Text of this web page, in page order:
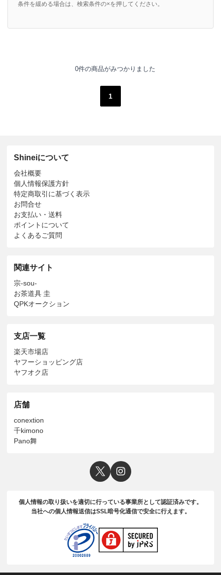
条件を緩める場合は、検索条件の×を押してください。
0件の商品がみつかりました
1
Shineiについて
会社概要
個人情報保護方針
特定商取引に基づく表示
お問合せ
お支払い・送料
ポイントについて
よくあるご質問
関連サイト
宗-sou-
お茶道具 圭
QPKオークション
支店一覧
楽天市場店
ヤフーショッピング店
ヤフオク店
店舗
conextion
千kimono
Pano舞
個人情報の取り扱いを適切に行っている事業所として認証済みです。
当社への個人情報送信はSSL暗号化通信で安全に行えます。